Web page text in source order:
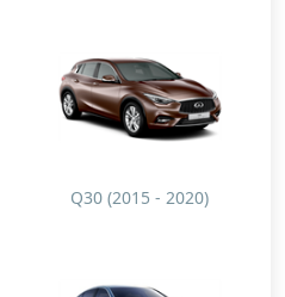
Q30 (2015 - 2020)